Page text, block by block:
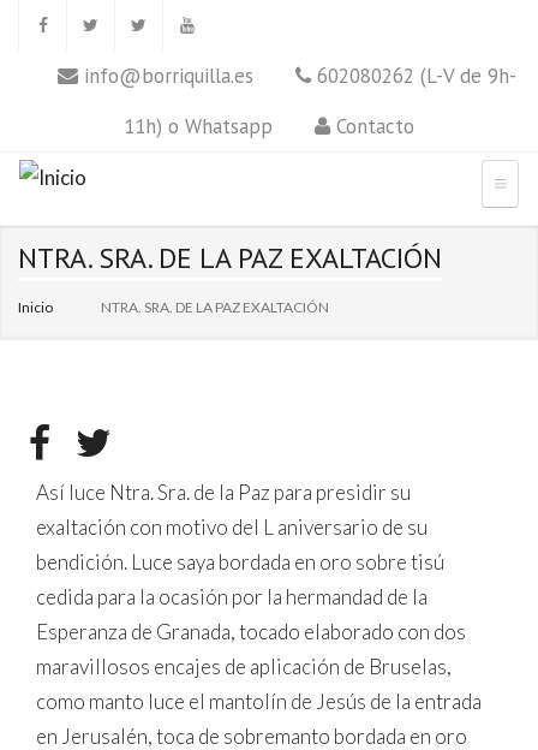
info@borriquilla.es
602080262 (L-V de 9h-
11h) o Whatsapp
Contacto
NTRA. SRA. DE LA PAZ EXALTACIÓN
Inicio NTRA. SRA. DE LA PAZ EXALTACIÓN
Así luce Ntra. Sra. de la Paz para presidir su
exaltación con motivo del L aniversario de su
bendición. Luce saya bordada en oro sobre tisú
cedida para la ocasión por la hermandad de la
Esperanza de Granada, tocado elaborado con dos
maravillosos encajes de aplicación de Bruselas,
como manto luce el mantolín de Jesús de la entrada
en Jerusalén, toca de sobremanto bordada en oro